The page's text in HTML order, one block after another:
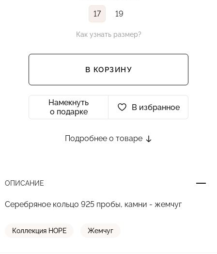
17 19
Как узнать размер?
В КОРЗИНУ
Намекнуть
о подарке
В избранное
Подробнее о товаре
ОПИСАНИЕ
Серебряное кольцо 925 пробы, камни - жемчуг
Коллекция HOPE Жемчуг